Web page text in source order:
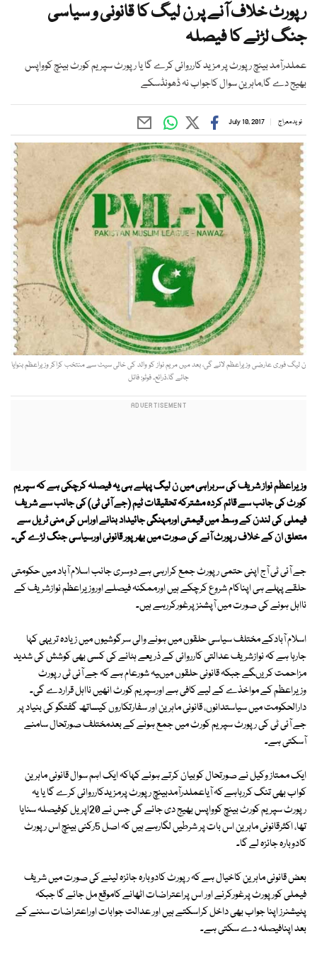
رپورٹ خلاف آنے پر ن لیگ کا قانونی و سیاسی
جنگ لڑنے کا فیصلہ
عملدرآمد بینچ رپورٹ پر مزید کارروائی کرے گا یا رپورٹ سپریم کورٹ بینچ کوواپس
بھیج دے گا،ماہرین سوال کاجواب نہ ڈھونڈسکے
نوید معراج July 10, 2017
ن لیگ فوری عارضی وزیراعظم لائے گی، بعد میں مریم نواز کو والد کی خالی سیٹ سے منتخب کراکر وزیراعظم بنوایا
جائے گا،ذرائع۔ فوٹو: فائل
وزیراعظم نواز شریف کی سربراہی میں ن لیگ پہلے ہی یہ فیصلہ کرچکی ہے کہ سپریم
کورٹ کی جانب سے قائم کردہ مشترکہ تحقیقات ٹیم (جے آئی ٹی) کی جانب سے شریف
فیملی کی لندن کے وسط میں قیمتی اورمہنگی جائیداد بنانے اوراس کی منی ٹریل سے
متعلق ان کے خلاف رپورٹ آنے کی صورت میں بھرپور قانونی اورسیاسی جنگ لڑے گی۔
جے آئی ٹی آج اپنی حتمی رپورٹ جمع کرارہی ہے دوسری جانب اسلام آباد میں حکومتی
حلقے پہلے ہی اپناکام شروع کرچکے ہیں اورممکنہ فیصلے اوروزیراعظم نوازشریف کے
نااہل ہونے کی صورت میں آپشنزپرغورکررہے ہیں۔
اسلام آبادکے مختلف سیاسی حلقوں میں ہونے والی سرگوشیوں میں زیادہ تریہی کہا
جارہا ہے کہ نوازشریف عدالتی کارروائی کے ذریعے ہٹانے کی کسی بھی کوشش کی شدید
مزاحمت کریںگے جبکہ قانونی حلقوں میںیہ شورعام ہے کہ جے آئی ٹی رپورٹ
وزیراعظم کے مواخذے کے لیے کافی ہے اورسپریم کورٹ انھیں نااہل قراردے گی۔
دارالحکومت میں سیاستدانوں، قانونی ماہرین اور سفارتکاروں کیساتھ گفتگو کی بنیاد پر
جے آئی ٹی کی رپورٹ سپریم کورٹ میں جمع ہونے کے بعدمختلف صورتحال سامنے
آسکتی ہے۔
ایک ممتاز وکیل نے صورتحال کوبیان کرتے ہوئے کہاکہ ایک اہم سوال قانونی ماہرین
کواب بھی تنگ کررہاہے کہ آیاعملدرآمدبینچ رپورٹ پرمزیدکارروائی کرے گا یا یہ
رپورٹ سپریم کورٹ بینچ کوواپس بھیج دی جائے گی جس نے 20اپریل کوفیصلہ سنایا
تھا، اکثرقانونی ماہرین اس بات پر شرطیں لگارہے ہیں کہ اصل 5رکنی بینچ اس رپورٹ
کادوبارہ جائزہ لے گا۔
بعض قانونی ماہرین کاخیال ہے کہ رپورٹ کادوبارہ جائزہ لینے کی صورت میں شریف
فیملی کورپورٹ پرغورکرنے اور اس پراعتراضات اٹھانے کاموقع مل جائے گا جبکہ
پٹیشنرز اپنا جواب بھی داخل کراسکتے ہیں اور عدالت جوابات اوراعتراضات سننے کے
بعد اپنافیصلہ دے سکتی ہے۔